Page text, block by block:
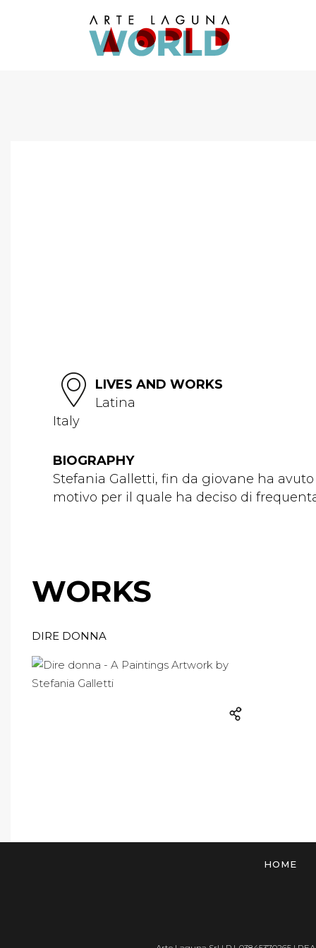
LIVES AND WORKS
Latina
Italy
BIOGRAPHY
Stefania Galletti, fin da giovane ha
motivo per il quale ha deciso di
WORKS
DIRE DONNA
HOME